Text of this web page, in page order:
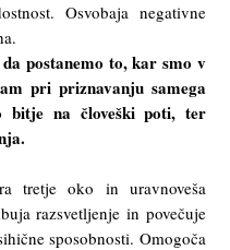
Osvobaja negativne
postanemo to, kar smo v
pri priznavanju samega
bitje na človeški poti, ter
tretje oko in uravnoveša
razsvetljenje in povečuje
sposobnosti. Omogoča